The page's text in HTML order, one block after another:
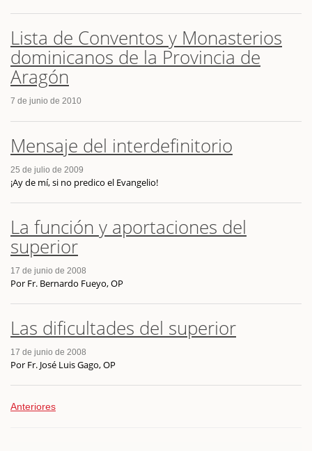
Lista de Conventos y Monasterios
dominicanos de la Provincia de
Aragón
7 de junio de 2010
Mensaje del interdefinitorio
25 de julio de 2009
¡Ay de mí, si no predico el Evangelio!
La función y aportaciones del
superior
17 de junio de 2008
Por Fr. Bernardo Fueyo, OP
Las dificultades del superior
17 de junio de 2008
Por Fr. José Luis Gago, OP
Anteriores